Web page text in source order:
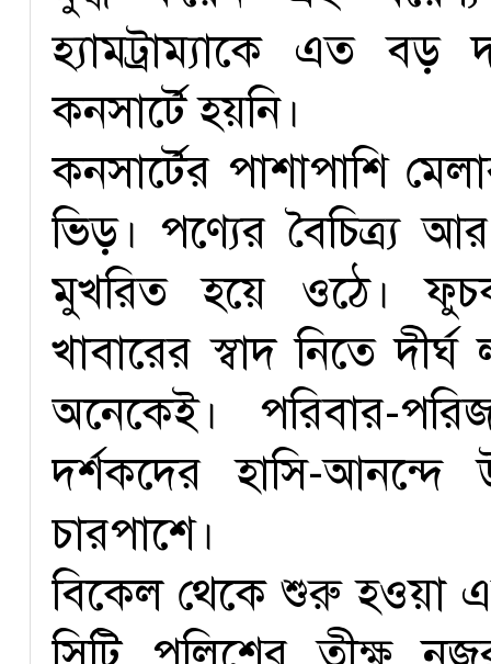
হ্যামট্রাম্যাকে এত
কনসার্টে হয়নি।
কনসার্টের পাশাপাশি
ভিড়। পণ্যের বৈচিত্র্য
মুখরিত হয়ে ওঠে।
খাবারের স্বাদ নিতে
অনেকেই। পরিবার-
দর্শকদের হাসি-
চারপাশে।
বিকেল থেকে শুরু হওয়া